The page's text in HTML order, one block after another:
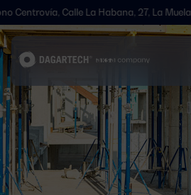
Calle La Habana, 27, La Muela, Zaragoza.